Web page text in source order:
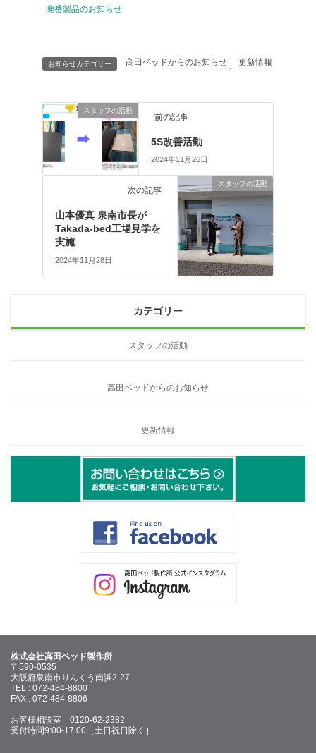
廃番製品のお知らせ
お知らせカテゴリー 高田ベッドからのお知らせ 、 更新情報
スタッフの活動
前の記事
5S改善活動
2024年11月26日
スタッフの活動
次の記事
山本優真 泉南市長が
Takada-bed工場見学を
実施
2024年11月28日
カテゴリー
スタッフの活動
高田ベッドからのお知らせ
更新情報
株式会社高田ベッド製作所
〒590-0535
大阪府泉南市りんくう南浜2-27
TEL : 072-484-8800
FAX : 072-484-8806
お客様相談室 0120-62-2382
受付時間9:00-17:00［土日祝日除く］